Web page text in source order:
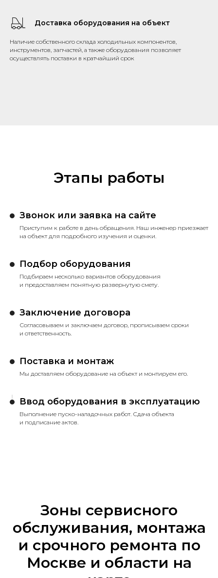
Доставка оборудования на объект
Наличие собственного склада холодильных компонентов,
инструментов, запчастей, а также оборудования позволяет
осуществлять поставки в кратчайший срок
Этапы работы
Звонок или заявка на сайте
Приступим к работе в день обращения. Наш инженер приезжает
на объект для подробного изучения и оценки.
Подбор оборудования
Подбираем несколько вариантов оборудования
и предоставляем понятную развернутую смету.
Заключение договора
Согласовываем и заключаем договор, прописываем сроки
и ответственность.
Поставка и монтаж
Мы доставляем оборудование на объект и монтируем его.
Ввод оборудования в эксплуатацию
Выполнение пуско-наладочных работ. Сдача объекта
и подписание актов.
Зоны сервисного
обслуживания, монтажа
и срочного ремонта по
Москве и области на